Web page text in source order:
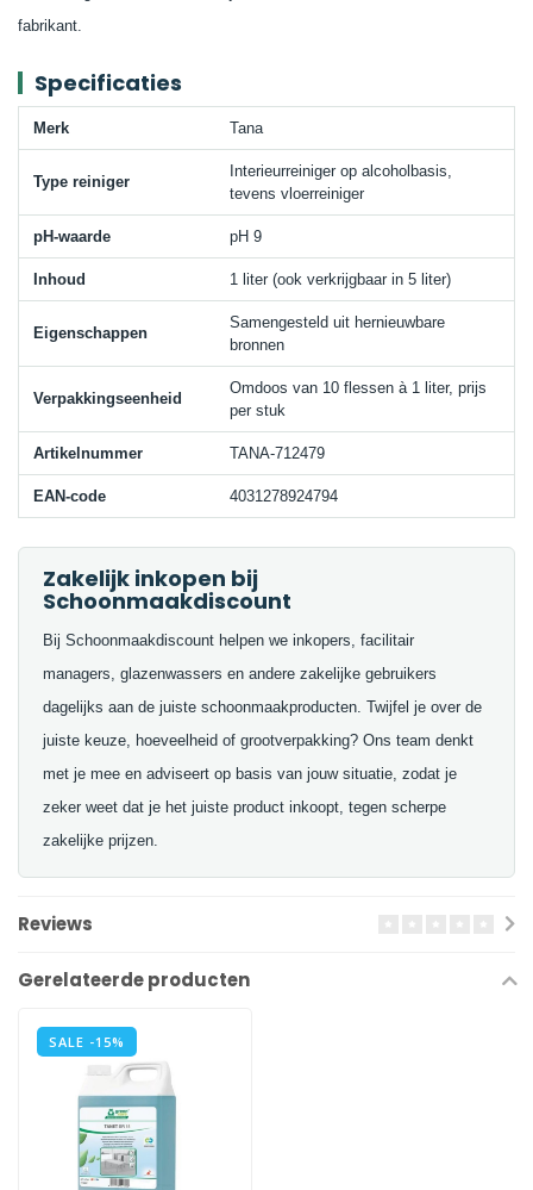
fabrikant.
Specificaties
Merk Tana
Type reiniger
Interieurreiniger op alcoholbasis,
tevens vloerreiniger
pH-waarde pH 9
Inhoud 1 liter (ook verkrijgbaar in 5 liter)
Eigenschappen
Samengesteld uit hernieuwbare
bronnen
Verpakkingseenheid
Omdoos van 10 flessen à 1 liter, prijs
per stuk
Artikelnummer TANA-712479
EAN-code 4031278924794
Zakelijk inkopen bij
Schoonmaakdiscount
Bij Schoonmaakdiscount helpen we inkopers, facilitair
managers, glazenwassers en andere zakelijke gebruikers
dagelijks aan de juiste schoonmaakproducten. Twijfel je over de
juiste keuze, hoeveelheid of grootverpakking? Ons team denkt
met je mee en adviseert op basis van jouw situatie, zodat je
zeker weet dat je het juiste product inkoopt, tegen scherpe
zakelijke prijzen.
Reviews
Gerelateerde producten
SALE -15%